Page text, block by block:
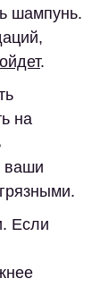
шампунь.
.
на
ваши
Если